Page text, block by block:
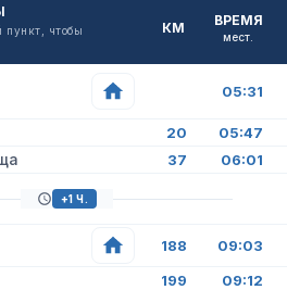
чтобы
КМ ВРЕМЯ
мест.
05:31
20 05:47
37 06:01
+1 Ч.
188 09:03
199 09:12